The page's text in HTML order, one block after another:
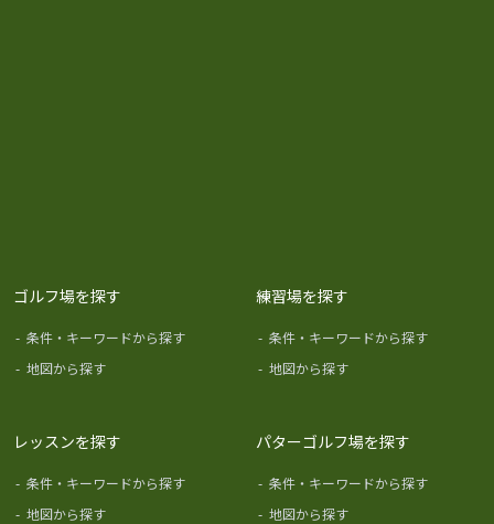
ゴルフ場を探す
- 条件・キーワードから探す
- 地図から探す
練習場を探す
- 条件・キーワードから探す
- 地図から探す
レッスンを探す
- 条件・キーワードから探す
- 地図から探す
パターゴルフ場を探す
- 条件・キーワードから探す
- 地図から探す